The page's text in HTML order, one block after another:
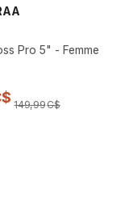
Pro 5" - Femme
149,99C$